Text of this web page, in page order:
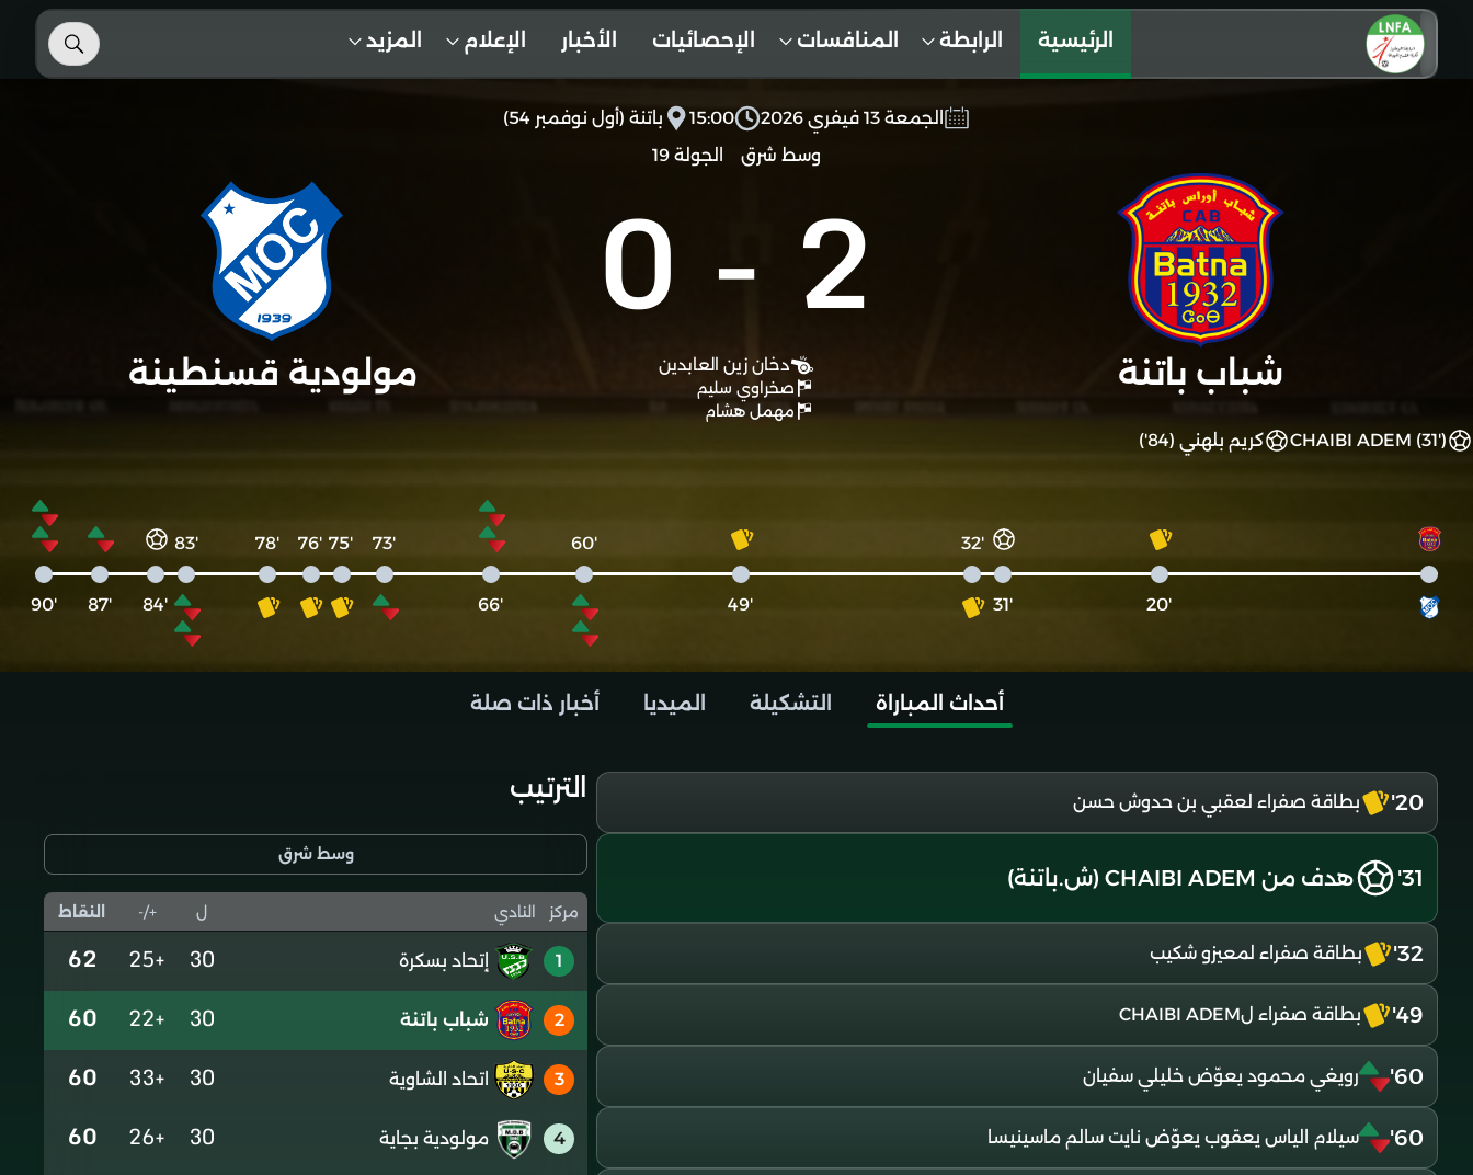
الرئيسية الرابطة المنافسات الإحصائيات الأخبار الإعلام المزيد
الجمعة 13 فيفري 2026 15:00
باتنة (أول نوفمبر 54)
وسط شرق
الجولة 19
شباب باتنة
2
-
0
دخان زين العابدين
صخراوي سليم
مهمل هشام
مولودية قسنطينة
CHAIBI ADEM (31') كريم بلهني (84')
'20
'31
'32
'49
'60
'66
'73
'75
'76
'78
'83
'84
'87
'90
أحداث المباراة التشكيلة الميديا أخبار ذات صلة
20' بطاقة صفراء لعقبي بن حدوش حسن
31' هدف من CHAIBI ADEM (ش.باتنة)
32' بطاقة صفراء لمعيزو شكيب
49' بطاقة صفراء لCHAIBI ADEM
60' رويغي محمود يعوّض خليلي سفيان
60' سيلام الياس يعقوب يعوّض نايت سالم ماسينيسا
الترتيب
وسط شرق
مركز النادي ل +/- النقاط
1 إتحاد بسكرة 30
+25
62
2 شباب باتنة 30
+22
60
3 اتحاد الشاوية 30
+33
60
4 مولودية بجاية 30
+26
60